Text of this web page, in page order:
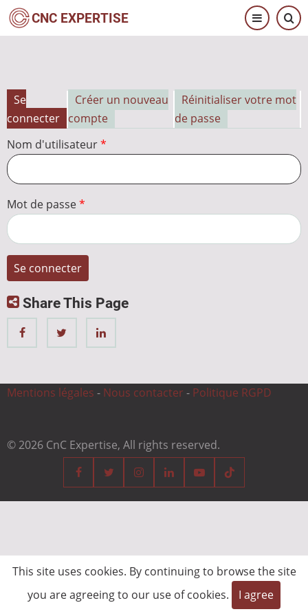
Aller
au
CNC EXPERTISE
Onglets
principaux
Se
connecter
Créer un nouveau
compte
Réinitialiser votre mot
de passe
Nom d'utilisateur
Mot de passe
Share This Page
Mentions légales - Nous contacter - Politique RGPD
© 2026 CnC Expertise, All rights reserved.
This site uses cookies. By continuing to browse the site
you are agreeing to our use of cookies.
I agree